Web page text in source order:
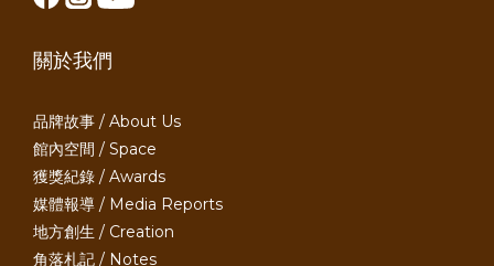
關於我們
品牌故事 / About Us
館內空間 / Space
獲獎紀錄 / Awards
媒體報導 / Media Reports
地方創生 / Creation
角落札記 / Notes